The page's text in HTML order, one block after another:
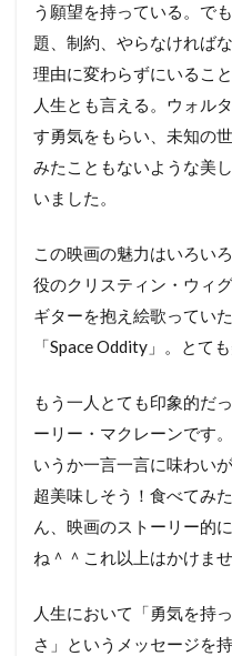
う願望を持っている。で
題、制約、やらなければ
理由に変わらずにいるこ
人生とも言える。ウォル
す勇気をもらい、未知の
みたこともないような美
いました。
この映画の魅力はいろい
役のクリスティン・ウィ
ギターを抱え絵歌ってい
「Space Oddity」。とて
もう一人とても印象的だ
ーリー・マクレーンです
いうか一言一言に味わい
超美味しそう！食べてみ
ん、映画のストーリー的
ね＾＾これ以上はかけま
人生において「勇気を持
さ」というメッセージを